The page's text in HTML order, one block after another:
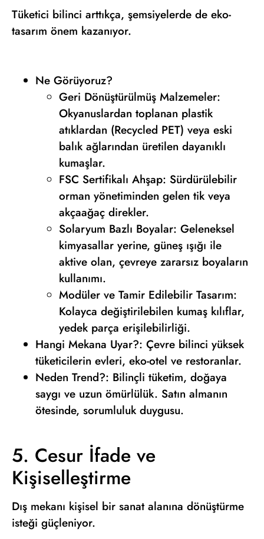
Tüketici bilinci arttıkça, şemsiyelerde de eko-
tasarım önem kazanıyor.
Ne Görüyoruz?
Geri Dönüştürülmüş Malzemeler:
Okyanuslardan toplanan plastik
atıklardan (Recycled PET) veya eski
balık ağlarından üretilen dayanıklı
kumaşlar.
FSC Sertifikalı Ahşap: Sürdürülebilir
orman yönetiminden gelen tik veya
akçaağaç direkler.
Solaryum Bazlı Boyalar: Geleneksel
kimyasallar yerine, güneş ışığı ile
aktive olan, çevreye zararsız boyaların
kullanımı.
Modüler ve Tamir Edilebilir Tasarım:
Kolayca değiştirilebilen kumaş kılıflar,
yedek parça erişilebilirliği.
Hangi Mekana Uyar?: Çevre bilinci yüksek
tüketicilerin evleri, eko-otel ve restoranlar.
Neden Trend?: Bilinçli tüketim, doğaya
saygı ve uzun ömürlülük. Satın almanın
ötesinde, sorumluluk duygusu.
5. Cesur İfade ve
Kişiselleştirme
Dış mekanı kişisel bir sanat alanına dönüştürme
isteği güçleniyor.